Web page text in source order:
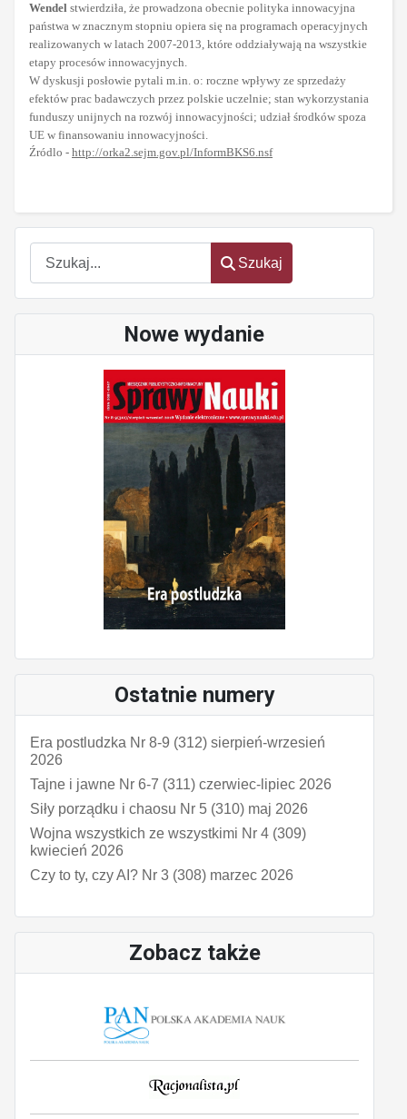
Szukaj
Szukaj
Nowe wydanie
Ostatnie numery
Era postludzka Nr 8-9 (312) sierpień-wrzesień
2026
Tajne i jawne Nr 6-7 (311) czerwiec-lipiec 2026
Siły porządku i chaosu Nr 5 (310) maj 2026
Wojna wszystkich ze wszystkimi Nr 4 (309)
kwiecień 2026
Czy to ty, czy AI? Nr 3 (308) marzec 2026
Zobacz także
Wendel stwierdziła, że prowadzona obecnie polityka innowacyjna
państwa w znacznym stopniu opiera się na programach operacyjnych
realizowanych w latach 2007-2013, które oddziaływają na wszystkie
etapy procesów innowacyjnych.
W dyskusji posłowie pytali m.in. o: roczne wpływy ze sprzedaży
efektów prac badawczych przez polskie uczelnie; stan wykorzystania
funduszy unijnych na rozwój innowacyjności; udział środków spoza
UE w finansowaniu innowacyjności.
Źródlo - http://orka2.sejm.gov.pl/InformBKS6.nsf